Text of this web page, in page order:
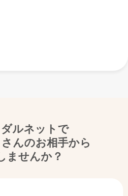
ルネットで
んのお相手から
ませんか？